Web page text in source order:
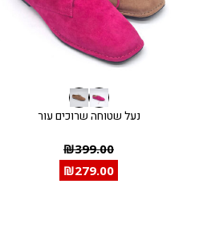
נעל שטוחה שרוכים עור
₪399.00
₪279.00